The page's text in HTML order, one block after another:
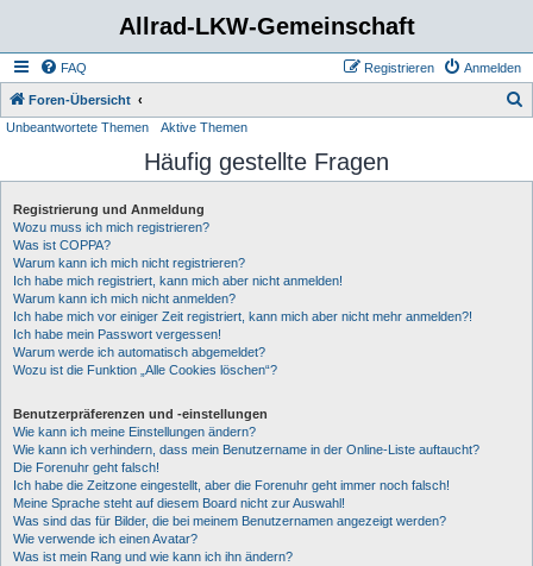
Allrad-LKW-Gemeinschaft
FAQ Anmelden
Registrieren
Foren-Übersicht
h
Unbeantwortete Themen Aktive Themen
Häufig gestellte Fragen
Registrierung und Anmeldung
Wozu muss ich mich registrieren?
Was ist COPPA?
Warum kann ich mich nicht registrieren?
Ich habe mich registriert, kann mich aber nicht anmelden!
Warum kann ich mich nicht anmelden?
Ich habe mich vor einiger Zeit registriert, kann mich aber nicht mehr anmelden?!
Ich habe mein Passwort vergessen!
Warum werde ich automatisch abgemeldet?
Wozu ist die Funktion „Alle Cookies löschen“?
Benutzerpräferenzen und -einstellungen
Wie kann ich meine Einstellungen ändern?
Wie kann ich verhindern, dass mein Benutzername in der Online-Liste auftaucht?
Die Forenuhr geht falsch!
Ich habe die Zeitzone eingestellt, aber die Forenuhr geht immer noch falsch!
Meine Sprache steht auf diesem Board nicht zur Auswahl!
Was sind das für Bilder, die bei meinem Benutzernamen angezeigt werden?
Wie verwende ich einen Avatar?
Was ist mein Rang und wie kann ich ihn ändern?